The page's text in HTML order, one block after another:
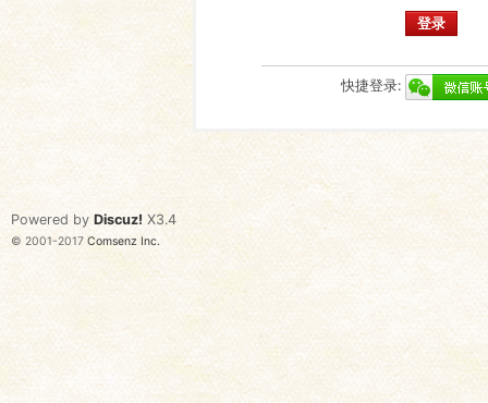
登录
快捷登录:
Powered by Discuz! X3.4
© 2001-2017 Comsenz Inc.